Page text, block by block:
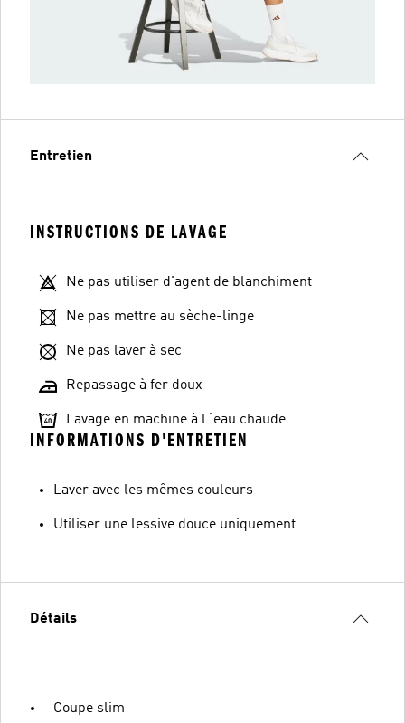
Entretien
INSTRUCTIONS DE LAVAGE
Ne pas utiliser d'agent de blanchiment
Ne pas mettre au sèche-linge
Ne pas laver à sec
Repassage à fer doux
Lavage en machine à l´eau chaude
INFORMATIONS D'ENTRETIEN
Laver avec les mêmes couleurs
Utiliser une lessive douce uniquement
Détails
Coupe slim